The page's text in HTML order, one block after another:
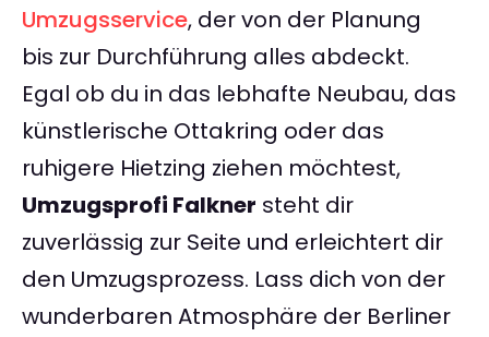
Umzugsservice, der von der Planung
bis zur Durchführung alles abdeckt.
Egal ob du in das lebhafte Neubau, das
künstlerische Ottakring oder das
ruhigere Hietzing ziehen möchtest,
Umzugsprofi Falkner steht dir
zuverlässig zur Seite und erleichtert dir
den Umzugsprozess. Lass dich von der
wunderbaren Atmosphäre der Berliner